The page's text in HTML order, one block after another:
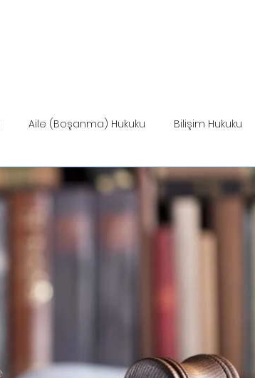
Aile (Boşanma) Hukuku Bilişim Hukuku
Miras Hukuku